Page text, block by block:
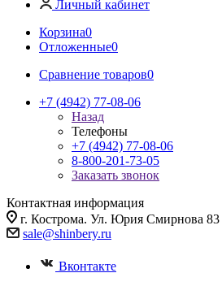
Личный кабинет
Корзина0
Отложенные0
Сравнение товаров0
+7 (4942) 77-08-06
Назад
Телефоны
+7 (4942) 77-08-06
8-800-201-73-05
Заказать звонок
Контактная информация
г. Кострома. Ул. Юрия Смирнова 83
sale@shinbery.ru
Вконтакте